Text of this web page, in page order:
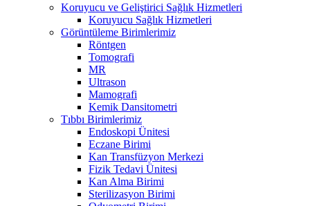
Koruyucu ve Geliştirici Sağlık Hizmetleri
Koruyucu Sağlık Hizmetleri
Görüntüleme Birimlerimiz
Röntgen
Tomografi
MR
Ultrason
Mamografi
Kemik Dansitometri
Tıbbı Birimlerimiz
Endoskopi Ünitesi
Eczane Birimi
Kan Transfüzyon Merkezi
Fizik Tedavi Ünitesi
Kan Alma Birimi
Sterilizasyon Birimi